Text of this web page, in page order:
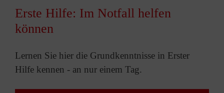
Erste Hilfe: Im Notfall helfen
können
Lernen Sie hier die Grundkenntnisse in Erster
Hilfe kennen - an nur einem Tag.